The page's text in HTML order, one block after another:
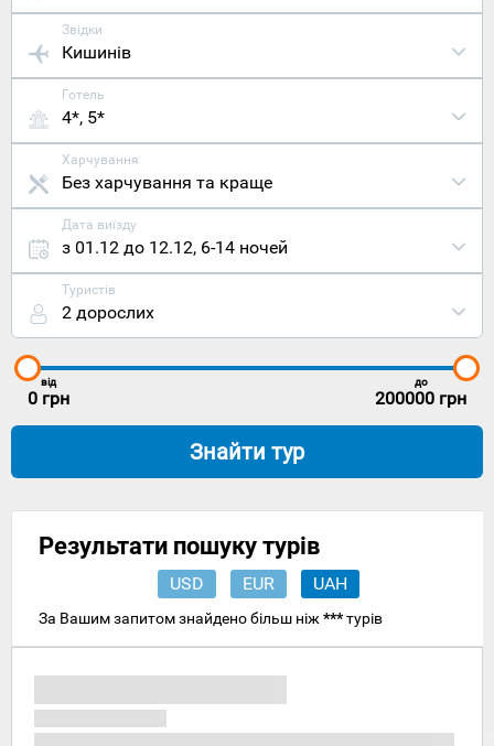
Звідки
Кишинів
Готель
4*, 5*
Харчування
Без харчування та краще
Дата виїзду
з 01.12 до 12.12, 6-14 ночей
Туристів
2 дорослих
від
0 грн
до
200000 грн
Знайти тур
Результати пошуку турів
USD EUR UAH
За Вашим запитом знайдено більш ніж ***турів